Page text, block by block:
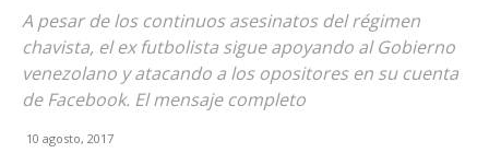
A pesar de los continuos asesinatos del régimen
chavista, el ex futbolista sigue apoyando al Gobierno
venezolano y atacando a los opositores en su cuenta
de Facebook. El mensaje completo
10 agosto, 2017